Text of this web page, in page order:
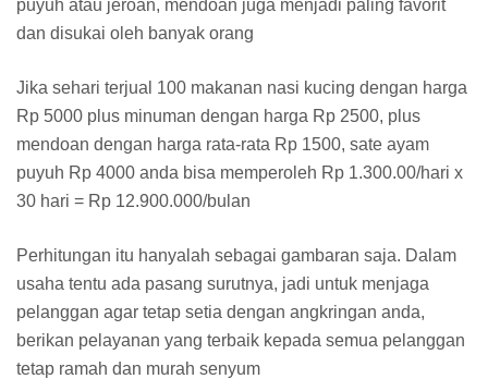
puyuh atau jeroan, mendoan juga menjadi paling favorit
dan disukai oleh banyak orang
Jika sehari terjual 100 makanan nasi kucing dengan harga
Rp 5000 plus minuman dengan harga Rp 2500, plus
mendoan dengan harga rata-rata Rp 1500, sate ayam
puyuh Rp 4000 anda bisa memperoleh Rp 1.300.00/hari x
30 hari = Rp 12.900.000/bulan
Perhitungan itu hanyalah sebagai gambaran saja. Dalam
usaha tentu ada pasang surutnya, jadi untuk menjaga
pelanggan agar tetap setia dengan angkringan anda,
berikan pelayanan yang terbaik kepada semua pelanggan
tetap ramah dan murah senyum